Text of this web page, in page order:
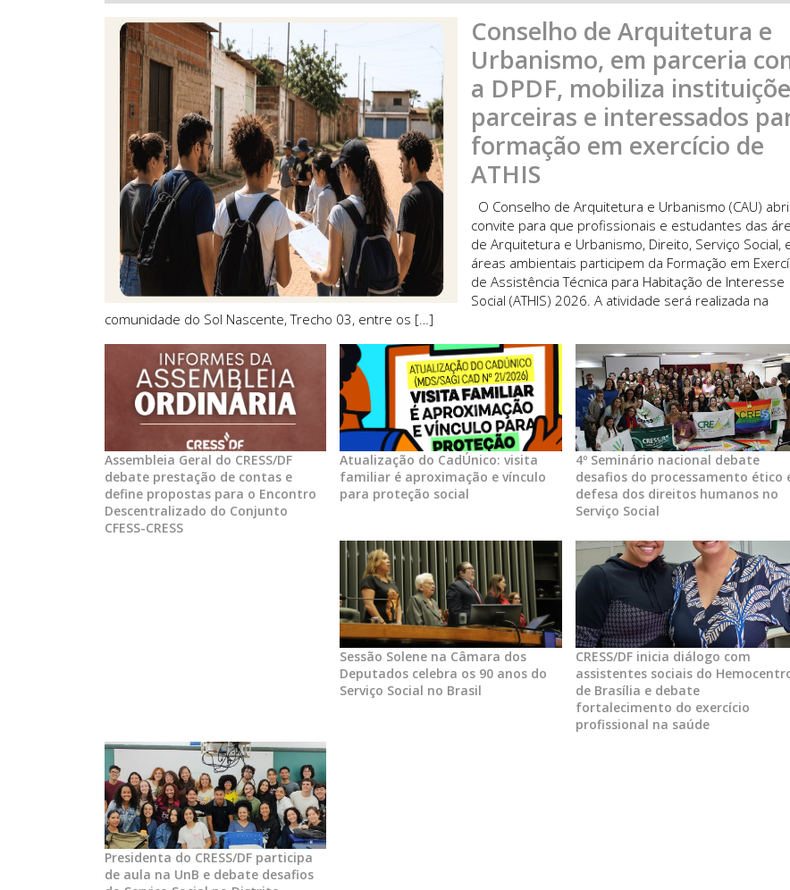
Conselho de Arquitetura e
Urbanismo, em parceria
a DPDF, mobiliza
parceiras e interessados
formação em exercício de
ATHIS
O Conselho de Arquitetura e Urbanismo (CAU)
convite para que profissionais e estudantes das
de Arquitetura e Urbanismo, Direito, Serviço Social,
áreas ambientais participem da Formação em
de Assistência Técnica para Habitação de Interesse
Social (ATHIS) 2026. A atividade será realizada na
comunidade do Sol Nascente, Trecho 03, entre os […]
Assembleia Geral do CRESS/DF
debate prestação de contas e
define propostas para o Encontro
Descentralizado do Conjunto
CFESS-CRESS
Atualização do CadÚnico: visita
familiar é aproximação e vínculo
para proteção social
4º Seminário nacional debate
desafios do processamento ético
defesa dos direitos humanos no
Serviço Social
Sessão Solene na Câmara dos
Deputados celebra os 90 anos do
Serviço Social no Brasil
CRESS/DF inicia diálogo com
assistentes sociais do
de Brasília e debate
fortalecimento do exercício
profissional na saúde
Presidenta do CRESS/DF participa
de aula na UnB e debate desafios